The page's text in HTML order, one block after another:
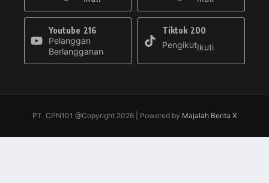
Youtube 216
Pelanggan
Berlangganan
Tiktok 200
PengikutIkuti
PT. CPN101 @Copyright 2026 | Powered by Majalah Berita X